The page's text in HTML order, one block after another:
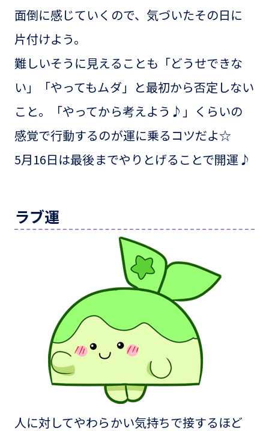
面倒に感じていくので、気づいたその日に
片付けよう。
難しいそうに見えることも「どうせできな
い」「やってもムダ」と最初から否定しない
こと。「やってから考えよう♪」くらいの
感覚で行動するのが運に乗るコツだよ☆
5月16日は最後までやりとげることで開運♪
ラブ運
人に対してやわらかい気持ちで接するほど